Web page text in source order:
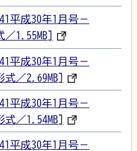
平成30年1月号－
／1.55MB]
平成30年1月号－
式／2.69MB]
平成30年1月号－
式／1.54MB]
平成30年1月号－